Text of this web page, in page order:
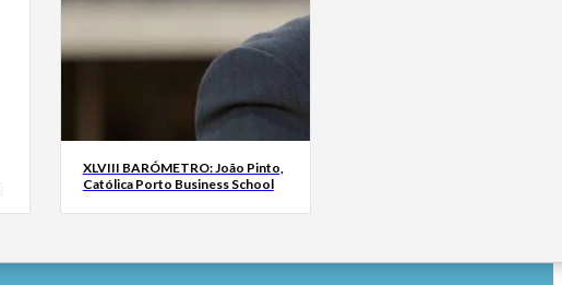
XLVIII BARÓMETRO: João Pinto,
Católica Porto Business School